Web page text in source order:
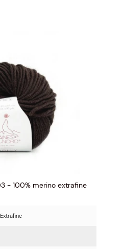
- 100% merino extrafine